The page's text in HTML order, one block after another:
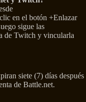
en el botón +Enlazar
sigue las
de Twitch y vincularla
siete (7) días después
de Battle.net.